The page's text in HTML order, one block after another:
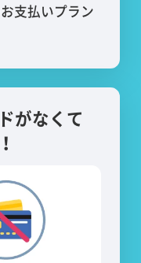
支払いプラン
がなくて